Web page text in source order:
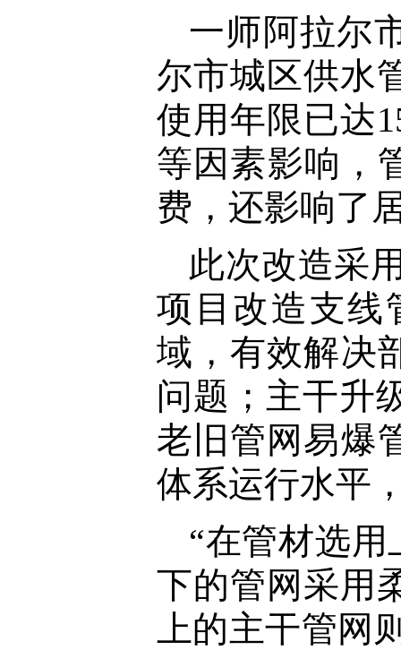
一师阿拉尔
尔市城区供水
使用年限已达
等因素影响，
费，还影响了
此次改造采
项目改造支线
域，有效解决
问题；主干升
老旧管网易爆
体系运行水平
“在管材选
下的管网采用
上的主干管网